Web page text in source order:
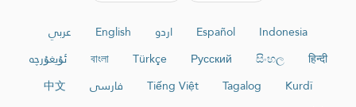
عربي English اردو Español
Indonesia
ئۇيغۇرچە
বাংলা Türkçe Русский සිංහල
हिन्दी
中文
فارسی Tiếng Việt Tagalog
Kurdî